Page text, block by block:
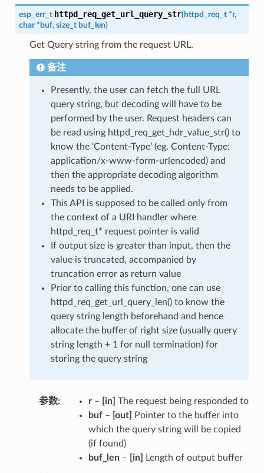
esp_err_t httpd_req_get_url_query_str(httpd_req_t *r,
char * buf, size_t buf_len)
Get Query string from the request URL.
备注
Presently, the user can fetch the full URL
query string, but decoding will have to be
performed by the user. Request headers can
be read using httpd_req_get_hdr_value_str() to
know the ‘Content-Type’ (eg. Content-Type:
application/x-www-form-urlencoded) and
then the appropriate decoding algorithm
needs to be applied.
This API is supposed to be called only from
the context of a URI handler where
httpd_req_t* request pointer is valid
If output size is greater than input, then the
value is truncated, accompanied by
truncation error as return value
Prior to calling this function, one can use
httpd_req_get_url_query_len() to know the
query string length beforehand and hence
allocate the buffer of right size (usually query
string length + 1 for null termination) for
storing the query string
参数 r– [in] The request being responded to
buf– [out]
Pointer to the buffer into
which the query string will be copied
(if found)
buf_len– [in] Length of output buffer